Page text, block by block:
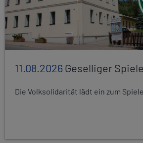
11.08.2026Geselliger
Die Volksolidarität lädt ein zum